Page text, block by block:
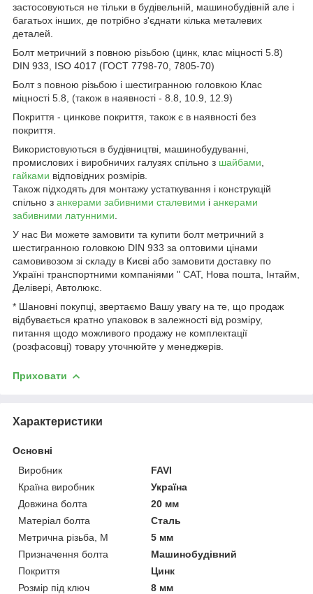
застосовуються не тільки в будівельній, машинобудівній але і
багатьох інших, де потрібно з'єднати кілька металевих
деталей.
Болт метричний з повною різьбою (цинк, клас міцності 5.8)
DIN 933, ISO 4017 (ГОСТ 7798-70, 7805-70)
Болт з повною різьбою і шестигранною головкою Клас
міцності 5.8, (також в наявності - 8.8, 10.9, 12.9)
Покриття - цинкове покриття, також є в наявності без
покриття.
Використовуються в будівництві, машинобудуванні,
промислових і виробничих галузях спільно з шайбами
гайками відповідних розмірів.
Також підходять для монтажу устаткування і конструкцій
спільно з анкерами забивними сталевими і анкерами
забивними латунними
У нас Ви можете замовити та купити болт метричний з
шестигранною головкою DIN 933 за оптовими цінами
самовивозом зі складу в Києві або замовити доставку по
Україні транспортними компаніями " САТ, Нова пошта, Інтайм,
Делівері, Автолюкс.
* Шановні покупці, звертаємо Вашу увагу на те, що продаж
відбувається кратно упаковок в залежності від розміру,
питання щодо можливого продажу не комплектації
(розфасовці) товару уточнюйте у менеджерів.
Приховати
Характеристики
Основні
Виробник
FAVI
Країна виробник
Україна
Довжина болта
20 мм
Матеріал болта
Сталь
Метрична різьба, М
5 мм
Призначення болта
Машинобудівний
Покриття
Цинк
Розмір під ключ
8 мм